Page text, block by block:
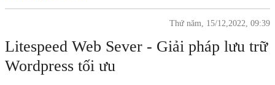
Thứ năm, 15/12,2022, 09:39
Litespeed Web Sever - Giải pháp lưu trữ
Wordpress tối ưu